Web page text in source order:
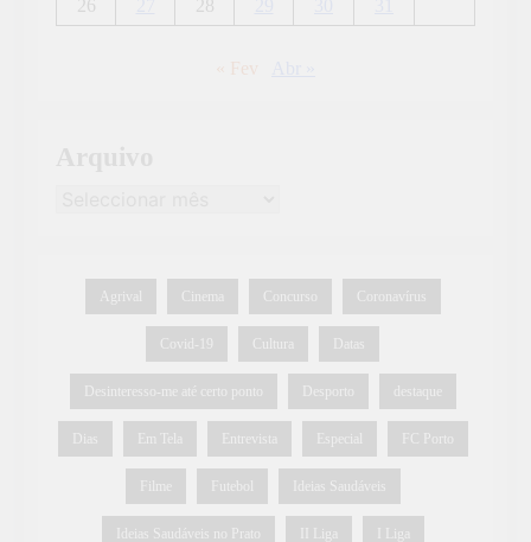
26
28
« Fev
Agrival Cinema Concurso Coronavírus
Covid-19 Cultura Datas
Desinteresso-me até certo ponto Desporto destaque
Dias Em Tela Entrevista Especial FC Porto
Filme Futebol Ideias Saudáveis
Ideias Saudáveis no Prato II Liga I Liga